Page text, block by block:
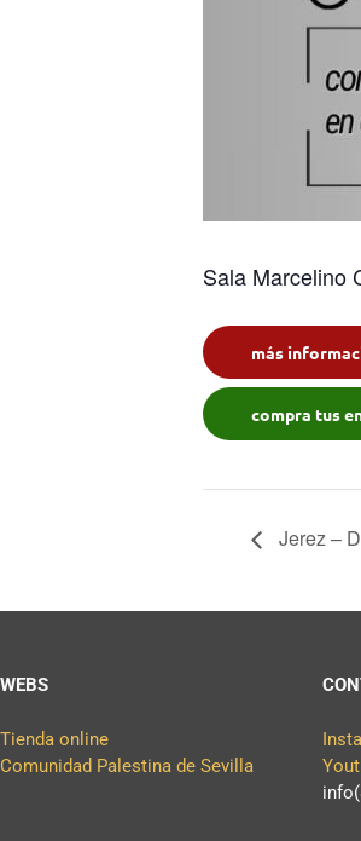
Sala Marcelino
más
compra tus
Jerez –
WEBS
Tienda online
Comunidad Palestina de Sevilla